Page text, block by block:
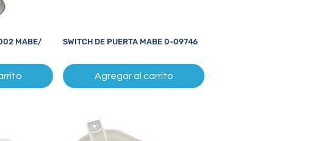
MABE/
Vista rápida
SWITCH DE PUERTA MABE 0-09746
Agregar al carrito